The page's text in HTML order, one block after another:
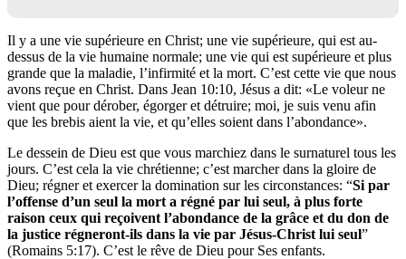
Il y a une vie supérieure en Christ; une vie supérieure, qui est au-
dessus de la vie humaine normale; une vie qui est supérieure et plus
grande que la maladie, l’infirmité et la mort. C’est cette vie que nous
avons reçue en Christ. Dans Jean 10:10, Jésus a dit: «Le voleur ne
vient que pour dérober, égorger et détruire; moi, je suis venu afin
que les brebis aient la vie, et qu’elles soient dans l’abondance».
Le dessein de Dieu est que vous marchiez dans le surnaturel tous les
jours. C’est cela la vie chrétienne; c’est marcher dans la gloire de
Dieu; régner et exercer la domination sur les circonstances: “Si par
l’offense d’un seul la mort a régné par lui seul, à plus forte
raison ceux qui reçoivent l’abondance de la grâce et du don de
la justice régneront-ils dans la vie par Jésus-Christ lui seul”
(Romains 5:17). C’est le rêve de Dieu pour Ses enfants.